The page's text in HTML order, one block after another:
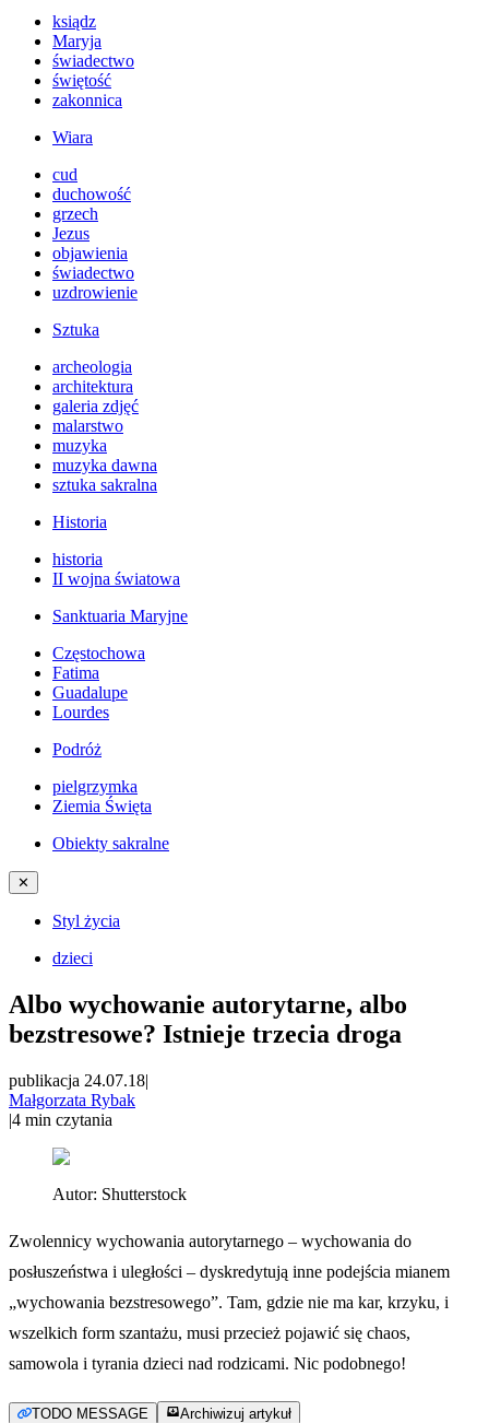
ksiądz
Maryja
świadectwo
świętość
zakonnica
Wiara
cud
duchowość
grzech
Jezus
objawienia
świadectwo
uzdrowienie
Sztuka
archeologia
architektura
galeria zdjęć
malarstwo
muzyka
muzyka dawna
sztuka sakralna
Historia
historia
II wojna światowa
Sanktuaria Maryjne
Częstochowa
Fatima
Guadalupe
Lourdes
Podróż
pielgrzymka
Ziemia Święta
Obiekty sakralne
✕
Styl życia
dzieci
Albo wychowanie autorytarne, albo
bezstresowe? Istnieje trzecia droga
publikacja 24.07.18|
Małgorzata Rybak
|4 min czytania
Autor: Shutterstock
Zwolennicy wychowania autorytarnego – wychowania do
posłuszeństwa i uległości – dyskredytują inne podejścia mianem
„wychowania bezstresowego”. Tam, gdzie nie ma kar, krzyku, i
wszelkich form szantażu, musi przecież pojawić się chaos,
samowola i tyrania dzieci nad rodzicami. Nic podobnego!
TODO MESSAGE Archiwizuj artykuł